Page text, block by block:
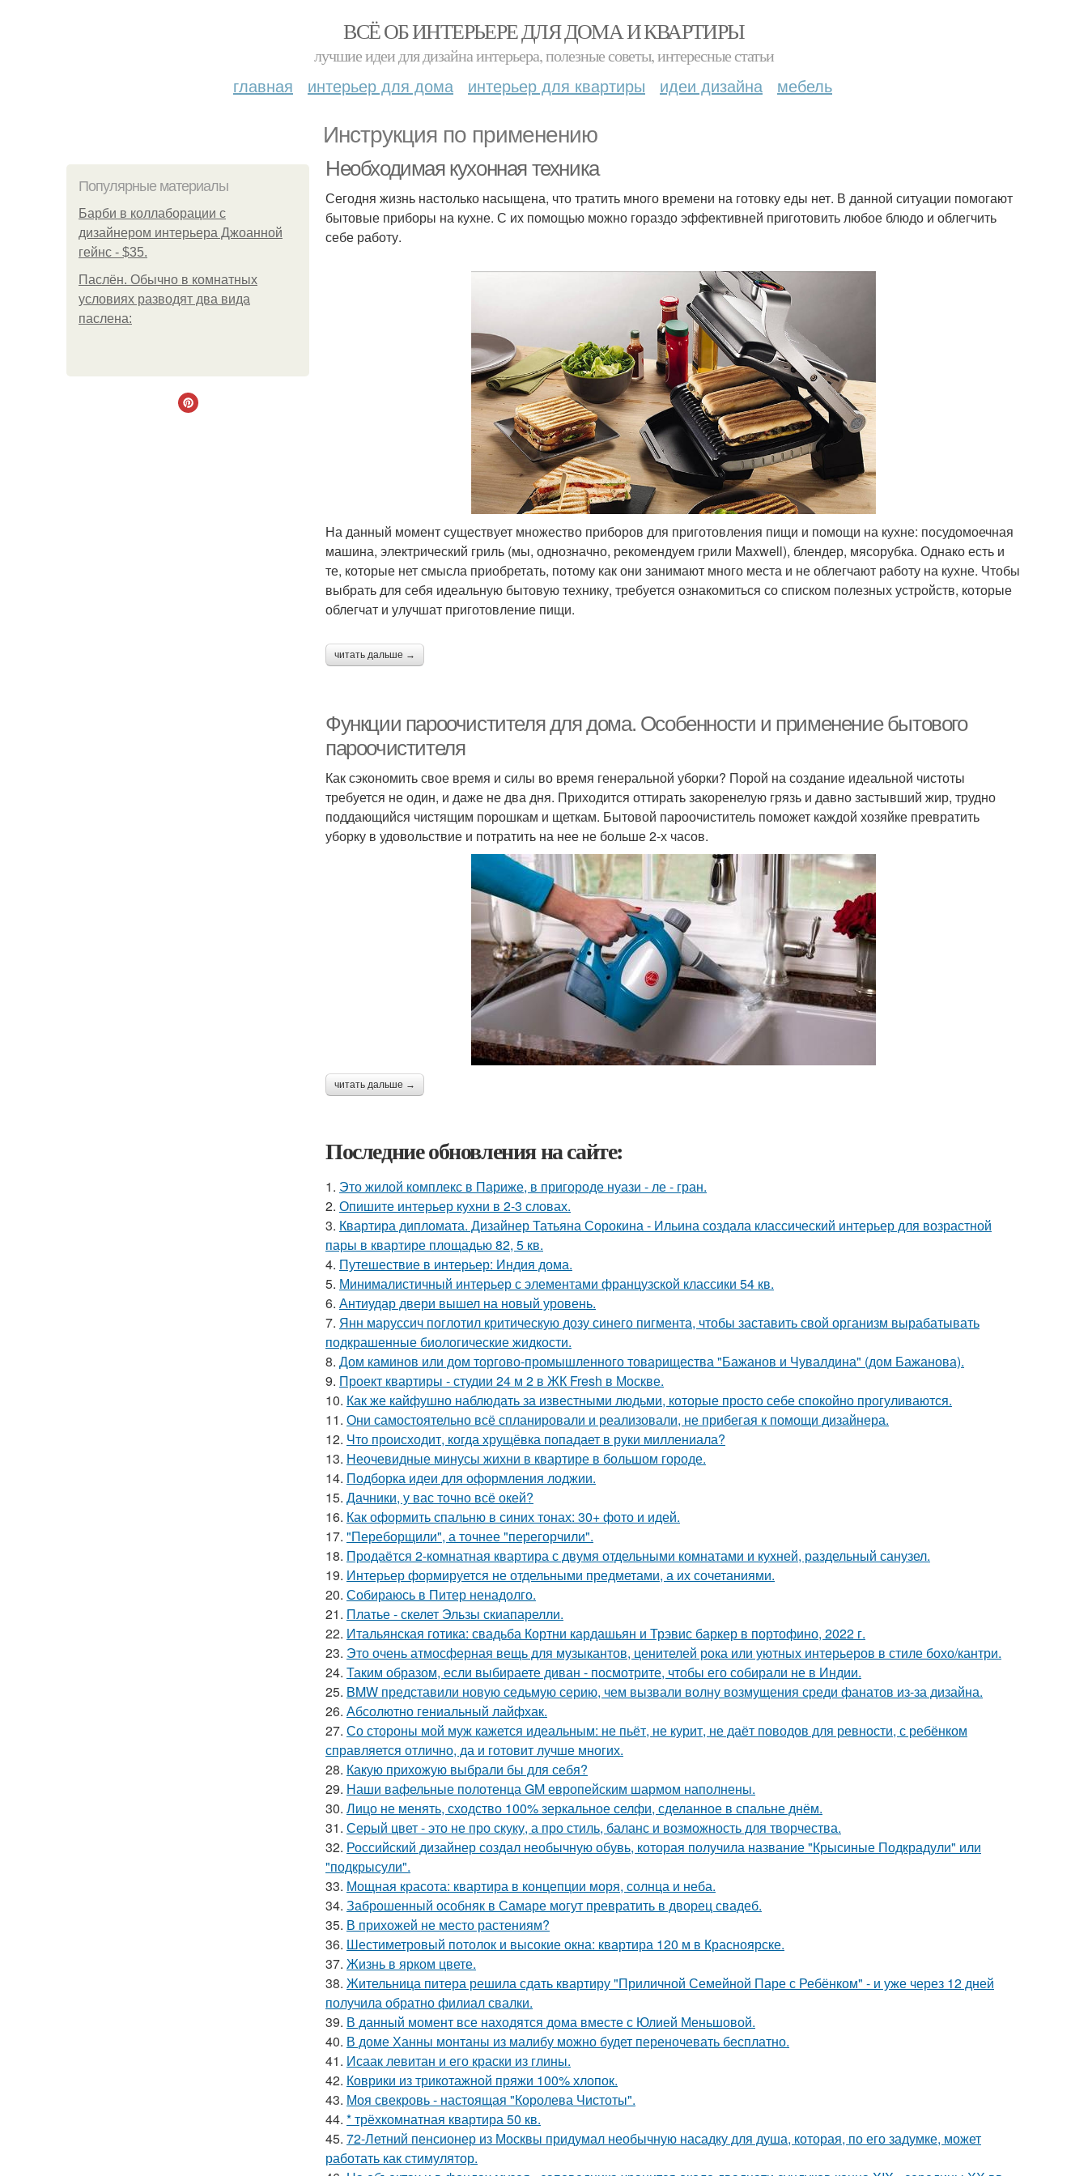
ВСЁ ОБ ИНТЕРЬЕРЕ ДЛЯ ДОМА И КВАРТИРЫ
лучшие идеи для дизайна интерьера, полезные советы, интересные статьи
главная интерьер для дома интерьер для квартиры идеи дизайна мебель
Инструкция по применению
Популярные материалы
Барби в коллаборации с
дизайнером интерьера Джоанной
гейнс - $35.
Паслён. Обычно в комнатных
условиях разводят два вида
паслена:
Необходимая кухонная техника
Сегодня жизнь настолько насыщена, что тратить много времени на готовку еды нет. В данной ситуации помогают
бытовые приборы на кухне. С их помощью можно гораздо эффективней приготовить любое блюдо и облегчить
себе работу.
На данный момент существует множество приборов для приготовления пищи и помощи на кухне: посудомоечная
машина, электрический гриль (мы, однозначно, рекомендуем грили Maxwell), блендер, мясорубка. Однако есть и
те, которые нет смысла приобретать, потому как они занимают много места и не облегчают работу на кухне. Чтобы
выбрать для себя идеальную бытовую технику, требуется ознакомиться со списком полезных устройств, которые
облегчат и улучшат приготовление пищи.
читать дальше →
Функции пароочистителя для дома. Особенности и применение бытового
пароочистителя
Как сэкономить свое время и силы во время генеральной уборки? Порой на создание идеальной чистоты
требуется не один, и даже не два дня. Приходится оттирать закоренелую грязь и давно застывший жир, трудно
поддающийся чистящим порошкам и щеткам. Бытовой пароочиститель поможет каждой хозяйке превратить
уборку в удовольствие и потратить на нее не больше 2-х часов.
читать дальше →
Последние обновления на сайте:
1. Это жилой комплекс в Париже, в пригороде нуази - ле - гран.
2. Опишите интерьер кухни в 2-3 словах.
3. Квартира дипломата. Дизайнер Татьяна Сорокина - Ильина создала классический интерьер для возрастной
пары в квартире площадью 82, 5 кв.
4. Путешествие в интерьер: Индия дома.
5. Минималистичный интерьер с элементами французской классики 54 кв.
6. Антиудар двери вышел на новый уровень.
7. Янн маруссич поглотил критическую дозу синего пигмента, чтобы заставить свой организм вырабатывать
подкрашенные биологические жидкости.
8. Дом каминов или дом торгово-промышленного товарищества "Бажанов и Чувалдина" (дом Бажанова).
9. Проект квартиры - студии 24 м 2 в ЖК Fresh в Москве.
10. Как же кайфушно наблюдать за известными людьми, которые просто себе спокойно прогуливаются.
11. Они самостоятельно всё спланировали и реализовали, не прибегая к помощи дизайнера.
12. Что происходит, когда хрущёвка попадает в руки миллениала?
13. Неочевидные минусы жихни в квартире в большом городе.
14. Подборка идеи для оформления лоджии.
15. Дачники, у вас точно всё окей?
16. Как оформить спальню в синих тонах: 30+ фото и идей.
17. "Переборщили", а точнее "перегорчили".
18. Продаётся 2-комнатная квартира с двумя отдельными комнатами и кухней, раздельный санузел.
19. Интерьер формируется не отдельными предметами, а их сочетаниями.
20. Собираюсь в Питер ненадолго.
21. Платье - скелет Эльзы скиапарелли.
22. Итальянская готика: свадьба Кортни кардашьян и Трэвис баркер в портофино, 2022 г.
23. Это очень атмосферная вещь для музыкантов, ценителей рока или уютных интерьеров в стиле бохо/кантри.
24. Таким образом, если выбираете диван - посмотрите, чтобы его собирали не в Индии.
25. BMW представили новую седьмую серию, чем вызвали волну возмущения среди фанатов из-за дизайна.
26. Абсолютно гениальный лайфхак.
27. Со стороны мой муж кажется идеальным: не пьёт, не курит, не даёт поводов для ревности, с ребёнком
справляется отлично, да и готовит лучше многих.
28. Какую прихожую выбрали бы для себя?
29. Наши вафельные полотенца GM европейским шармом наполнены.
30. Лицо не менять, сходство 100% зеркальное селфи, сделанное в спальне днём.
31. Серый цвет - это не про скуку, а про стиль, баланс и возможность для творчества.
32. Российский дизайнер создал необычную обувь, которая получила название "Крысиные Подкрадули" или
"подкрысули".
33. Мощная красота: квартира в концепции моря, солнца и неба.
34. Заброшенный особняк в Самаре могут превратить в дворец свадеб.
35. В прихожей не место растениям?
36. Шестиметровый потолок и высокие окна: квартира 120 м в Красноярске.
37. Жизнь в ярком цвете.
38. Жительница питера решила сдать квартиру "Приличной Семейной Паре с Ребёнком" - и уже через 12 дней
получила обратно филиал свалки.
39. В данный момент все находятся дома вместе с Юлией Меньшовой.
40. В доме Ханны монтаны из малибу можно будет переночевать бесплатно.
41. Исаак левитан и его краски из глины.
42. Коврики из трикотажной пряжи 100% хлопок.
43. Моя свекровь - настоящая "Королева Чистоты".
44. * трёхкомнатная квартира 50 кв.
45. 72-Летний пенсионер из Москвы придумал необычную насадку для душа, которая, по его задумке, может
работать как стимулятор.